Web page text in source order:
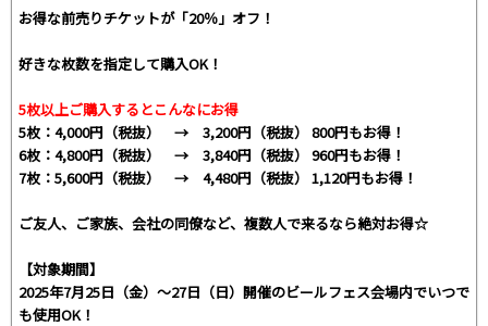
お得な前売りチケットが「20％」オフ！
好きな枚数を指定して購入OK！
5枚以上ご購入するとこんなにお得
5枚：4,000円（税抜） → 3,200円（税抜） 800円もお得！
6枚：4,800円（税抜） → 3,840円（税抜） 960円もお得！
7枚：5,600円（税抜） → 4,480円（税抜） 1,120円もお得！
ご友人、ご家族、会社の同僚など、複数人で来るなら絶対お得☆
【対象期間】
2025年7月25日（金）～27日（日）開催のビールフェス会場内でいつで
も使用OK！